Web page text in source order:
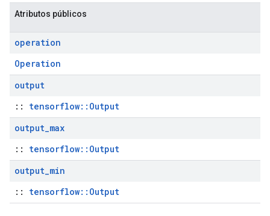
Atributos públicos
operation
Operation
output
:: tensorflow::Output
output_max
:: tensorflow::Output
output_min
:: tensorflow::Output